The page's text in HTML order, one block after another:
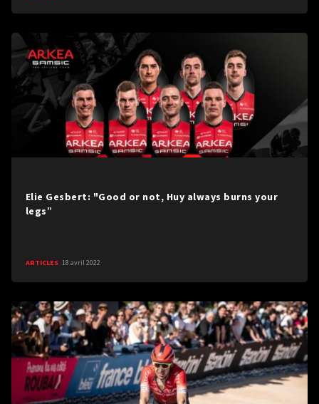
Elie Gesbert: "Good or not, Huy always burns your
legs”
ARTICLES 18 avril 2022